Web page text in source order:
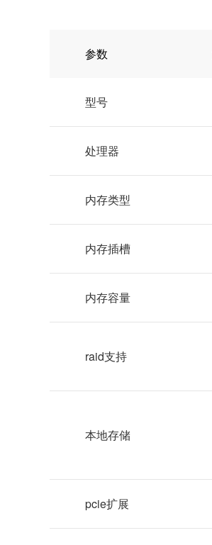
参数
型号
处理器
内存类型
内存插槽
内存容量
raid支持
本地存储
pcie扩展